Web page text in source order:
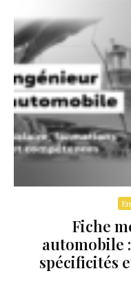
Fiche
automobile
spécificités